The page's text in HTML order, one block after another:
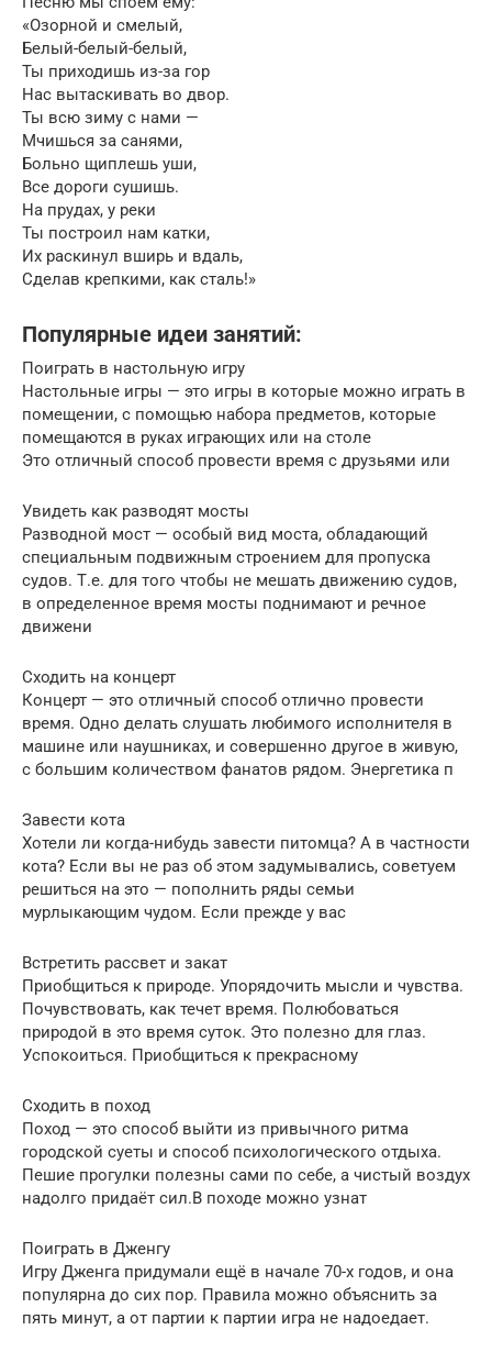
«Озорной и смелый,
Белый-белый-белый,
Ты приходишь из-за гор
Нас вытаскивать во двор.
Ты всю зиму с нами —
Мчишься за санями,
Больно щиплешь уши,
Все дороги сушишь.
На прудах, у реки
Ты построил нам катки,
Их раскинул вширь и вдаль,
Сделав крепкими, как сталь!»
Популярные идеи занятий:
Поиграть в настольную игру
Настольные игры — это игры в которые можно играть в
помещении, с помощью набора предметов, которые
помещаются в руках играющих или на столе
Это отличный способ провести время с друзьями или
Увидеть как разводят мосты
Разводной мост — особый вид моста, обладающий
специальным подвижным строением для пропуска
судов. Т.е. для того чтобы не мешать движению судов,
в определенное время мосты поднимают и речное
движени
Сходить на концерт
Концерт — это отличный способ отлично провести
время. Одно делать слушать любимого исполнителя в
машине или наушниках, и совершенно другое в живую,
с большим количеством фанатов рядом. Энергетика п
Завести кота
Хотели ли когда-нибудь завести питомца? А в частности
кота? Если вы не раз об этом задумывались, советуем
решиться на это — пополнить ряды семьи
мурлыкающим чудом. Если прежде у вас
Встретить рассвет и закат
Приобщиться к природе. Упорядочить мысли и чувства.
Почувствовать, как течет время. Полюбоваться
природой в это время суток. Это полезно для глаз.
Успокоиться. Приобщиться к прекрасному
Сходить в поход
Поход — это способ выйти из привычного ритма
городской суеты и способ психологического отдыха.
Пешие прогулки полезны сами по себе, а чистый воздух
надолго придаёт сил.В походе можно узнат
Поиграть в Дженгу
Игру Дженга придумали ещё в начале 70-х годов, и она
популярна до сих пор. Правила можно объяснить за
пять минут, а от партии к партии игра не надоедает.